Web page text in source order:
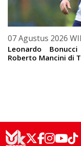
07 Agustus 2026
Leonardo
Roberto Mancini di